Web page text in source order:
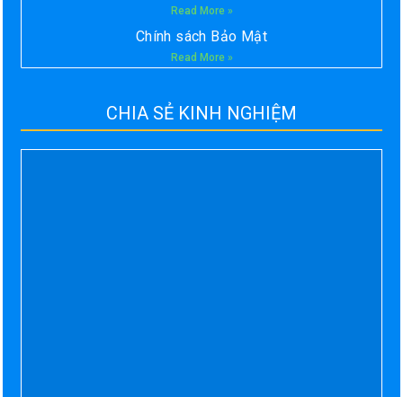
Read More »
Chính sách Bảo Mật
Read More »
CHIA SẺ KINH NGHIỆM